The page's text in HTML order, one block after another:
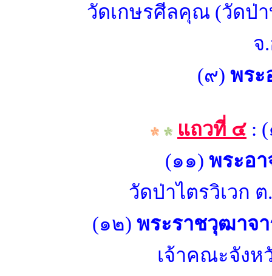
วัดเกษรศีลคุณ (วัดป่
จ
(๙) พระ
แถวที่ ๔ :
(๑๑) พระอ
วัดป่าไตรวิเวก
(๑๒) พระราชวุฒาจ
เจ้าคณะจังห